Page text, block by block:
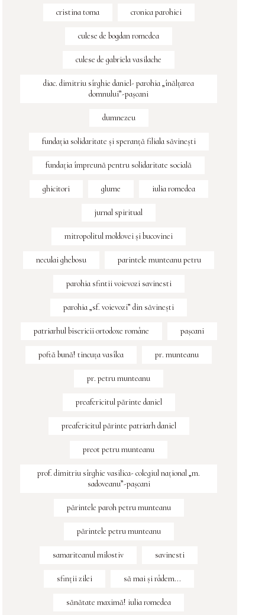
cristina toma cronica parohiei
culese de bogdan romedea
culese de gabriela vasilache
diac. dimitriu sîrghie daniel- parohia „înălțarea
domnului”-pașcani
dumnezeu
fundaţia solidaritate şi speranţă filiala săvineşti
fundația împreună pentru solidaritate socială
ghicitori glume iulia romedea
jurnal spiritual
mitropolitul moldovei și bucovinei
neculai ghebosu parintele munteanu petru
parohia sfintii voievozi savinesti
parohia „sf. voievozi” din săvinești
patriarhul bisericii ortodoxe române pașcani
poftă bună! tincuța vasîlca pr. munteanu
pr. petru munteanu
preafericitul părinte daniel
preafericitul părinte patriarh daniel
preot petru munteanu
prof. dimitriu sîrghie vasilica- colegiul naţional „m.
sadoveanu”-paşcani
părintele paroh petru munteanu
părintele petru munteanu
samariteanul milostiv savinesti
sfinţii zilei să mai și râdem...
sănătate maximă! iulia romedea